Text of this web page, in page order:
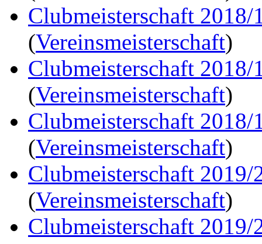
Clubmeisterschaft 2018/
(Vereinsmeisterschaft)
Clubmeisterschaft 2018/
(Vereinsmeisterschaft)
Clubmeisterschaft 2018/
(Vereinsmeisterschaft)
Clubmeisterschaft 2019/
(Vereinsmeisterschaft)
Clubmeisterschaft 2019/